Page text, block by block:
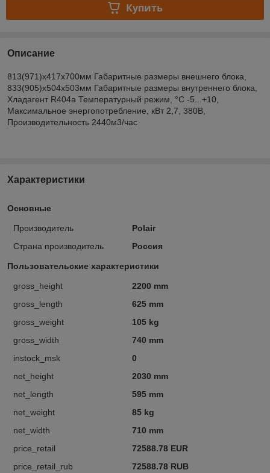
Купить
Описание
813(971)х417х700мм Габаритные размеры внешнего блока,
833(905)х504х503мм Габаритные размеры внутреннего блока,
Хладагент R404a Температурный режим, °С -5...+10,
Maксимальное энергопотребление, кВт 2,7, 380В,
Производительность 2440м3/час
Характеристики
Основные
Производитель
Polair
Страна производитель
Россия
Пользовательские характеристики
gross_height
2200 mm
gross_length
625 mm
gross_weight
105 kg
gross_width
740 mm
instock_msk
0
net_height
2030 mm
net_length
595 mm
net_weight
85 kg
net_width
710 mm
price_retail
72588.78 EUR
price_retail_rub
72588.78 RUB